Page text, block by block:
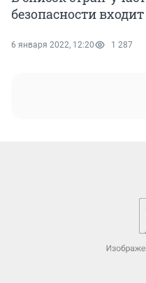
безопасности
6 января 2022, 12:20 1 287